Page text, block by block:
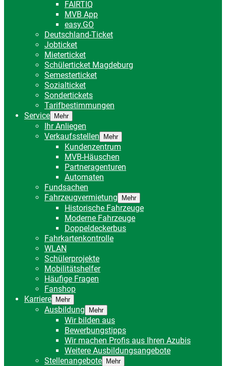
FAIRTIQ
MVB App
easy.GO
Deutschland-Ticket
Jobticket
Mieterticket
Schülerticket Magdeburg
Semesterticket
Sozialticket
Sondertickets
Tarifbestimmungen
Service
Mehr
Ihr Anliegen
Verkaufsstellen
Mehr
Kundenzentrum
MVB-Häuschen
Partneragenturen
Automaten
Fundsachen
Fahrzeugvermietung
Mehr
Historische Fahrzeuge
Moderne Fahrzeuge
Doppeldeckerbus
Fahrkartenkontrolle
WLAN
Schülerprojekte
Mobilitätshelfer
Häufige Fragen
Fanshop
Karriere
Mehr
Ausbildung Mehr
Wir bilden aus
Bewerbungstipps
Wir machen Profis aus Ihren Azubis
Weitere Ausbildungsangebote
Stellenangebote
Mehr